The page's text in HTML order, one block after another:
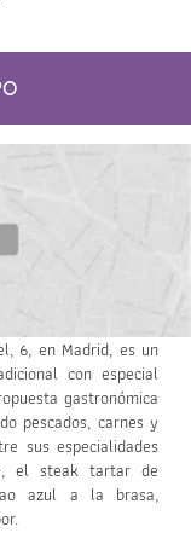
6, en Madrid, es un
con especial
gastronómica
pescados, carnes y
sus especialidades
el steak tartar de
azul a la brasa,